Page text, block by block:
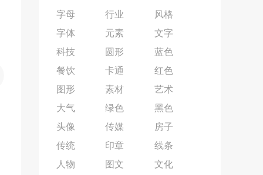
字母 行业
风格
字体
元素
文字
科技
圆形
蓝色
餐饮
卡通
红色
图形
素材
艺术
大气
绿色
黑色
头像
传媒
房子
传统
印章
线条
人物
图文
文化